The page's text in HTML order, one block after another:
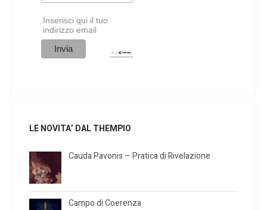
Inserisci qui il tuo
indirizzo email
LE NOVITA’ DAL THEMPIO
Cauda Pavonis – Pratica di Rivelazione
Campo di Coerenza